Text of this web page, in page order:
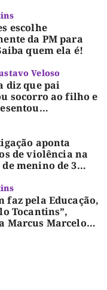
escolhe
da PM para
quem ela é!
Veloso
diz que pai
socorro ao filho e
após morte de
de 3 anos
aponta
de violência na
menino de 3
faz pela Educação,
Tocantins”,
Marcus Marcelo